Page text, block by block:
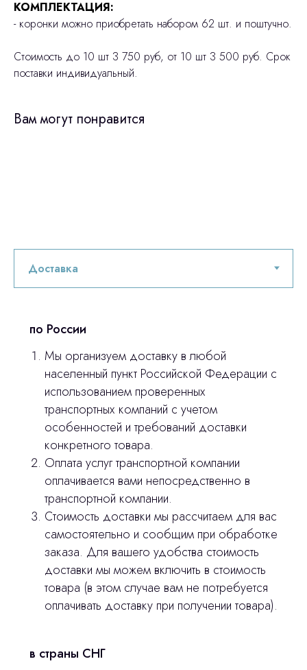
КОМПЛЕКТАЦИЯ:
- коронки можно приобретать набором 62 шт. и поштучно.
Стоимость до 10 шт 3 750 руб, от 10 шт 3 500 руб. Срок
поставки индивидуальный.
Вам могут понравится
по России
Мы организуем доставку в любой
населенный пункт Российской Федерации с
использованием проверенных
транспортных компаний с учетом
особенностей и требований доставки
конкретного товара.
Оплата услуг транспортной компании
оплачивается вами непосредственно в
транспортной компании.
Стоимость доставки мы рассчитаем для вас
самостоятельно и сообщим при обработке
заказа. Для вашего удобства стоимость
доставки мы можем включить в стоимость
товара (в этом случае вам не потребуется
оплачивать доставку при получении товара).
в страны СНГ
Остались вопросы
оставьте контакты, мы свяжемся и
ответим на все вопросы
© 2024 ЛС Дентал Групп
Главная
3D печать
Оплата и доставка